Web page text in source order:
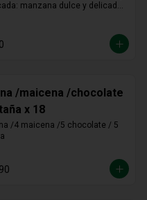
manzana dulce y delicada,
perfecto entre acidez y
en cada bocado, ideal para
/maicena /chocolate
x 18
/4 maicena /5 chocolate / 5